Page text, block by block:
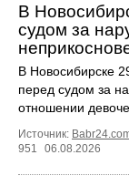
В
судом за
В Новосибирске
перед судом за
отношении
Источник:
951
06.08.2026